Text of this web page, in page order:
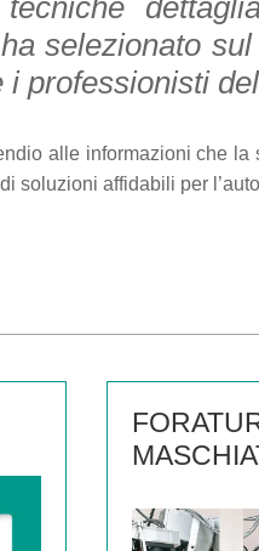
selezionato
professionisti
alle informazioni che
soluzioni affidabili per